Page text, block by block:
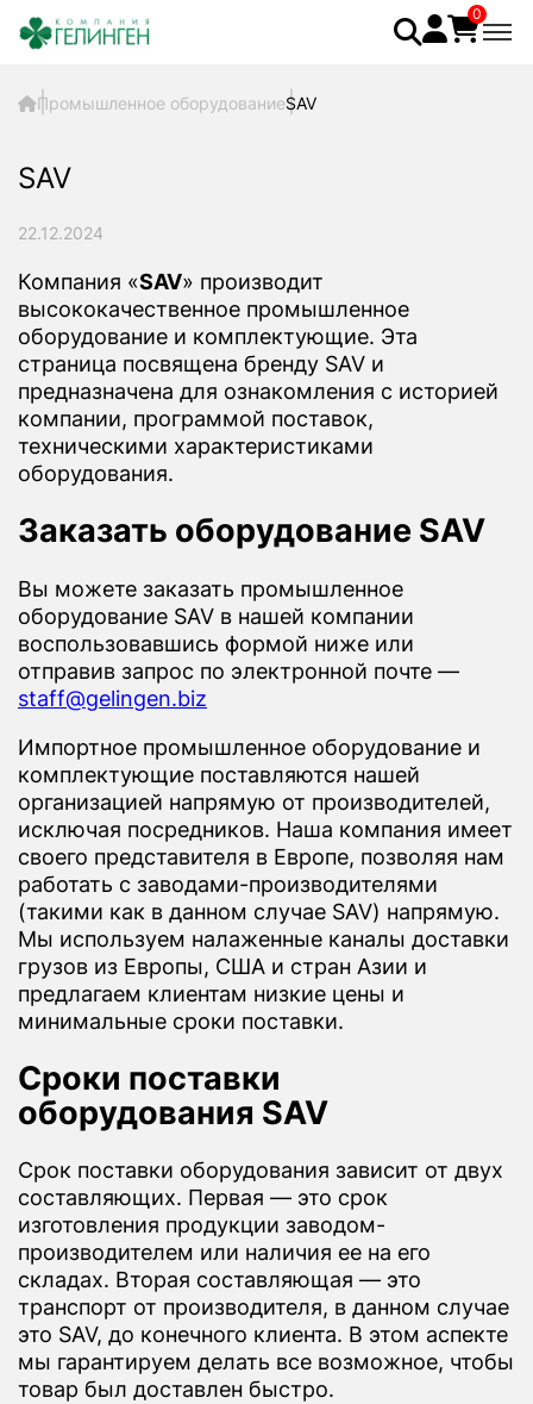
0
Промышленное оборудованиеSAV
SAV
22.12.2024
Компания «SAV» производит
высококачественное промышленное
оборудование и комплектующие. Эта
страница посвящена бренду SAV и
предназначена для ознакомления с историей
компании, программой поставок,
техническими характеристиками
оборудования.
Заказать оборудование SAV
Вы можете заказать промышленное
оборудование SAV в нашей компании
воспользовавшись формой ниже или
отправив запрос по электронной почте —
staff@gelingen.biz
Импортное промышленное оборудование и
комплектующие поставляются нашей
организацией напрямую от производителей,
исключая посредников. Наша компания имеет
своего представителя в Европе, позволяя нам
работать с заводами-производителями
(такими как в данном случае SAV) напрямую.
Мы используем налаженные каналы доставки
грузов из Европы, США и стран Азии и
предлагаем клиентам низкие цены и
минимальные сроки поставки.
Сроки поставки
оборудования SAV
Срок поставки оборудования зависит от двух
составляющих. Первая — это срок
изготовления продукции заводом-
производителем или наличия ее на его
складах. Вторая составляющая — это
транспорт от производителя, в данном случае
это SAV, до конечного клиента. В этом аспекте
мы гарантируем делать все возможное, чтобы
товар был доставлен быстро.